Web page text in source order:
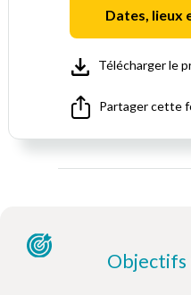
Dates, lieux
Télécharger le
Partager cette
Objectifs